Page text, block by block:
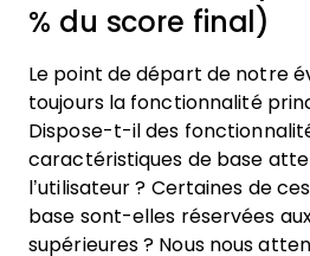
% du score final)
Le point de départ de notre
toujours la fonctionnalité
Dispose-t-il des
caractéristiques de base
l’utilisateur ? Certaines de
base sont-elles réservées
supérieures ? Nous nous